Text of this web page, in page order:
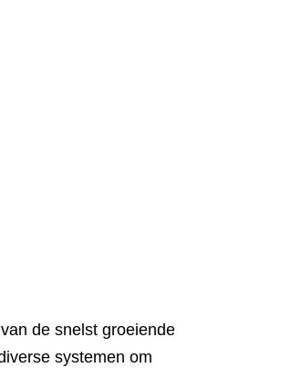
de snelst groeiende
systemen om